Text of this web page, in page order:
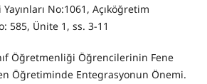
No:1061, Açıköğretim
585, Ünite 1, ss. 3-11
Öğretmenliği Öğrencilerinin Fene
Öğretiminde Entegrasyonun Önemi.